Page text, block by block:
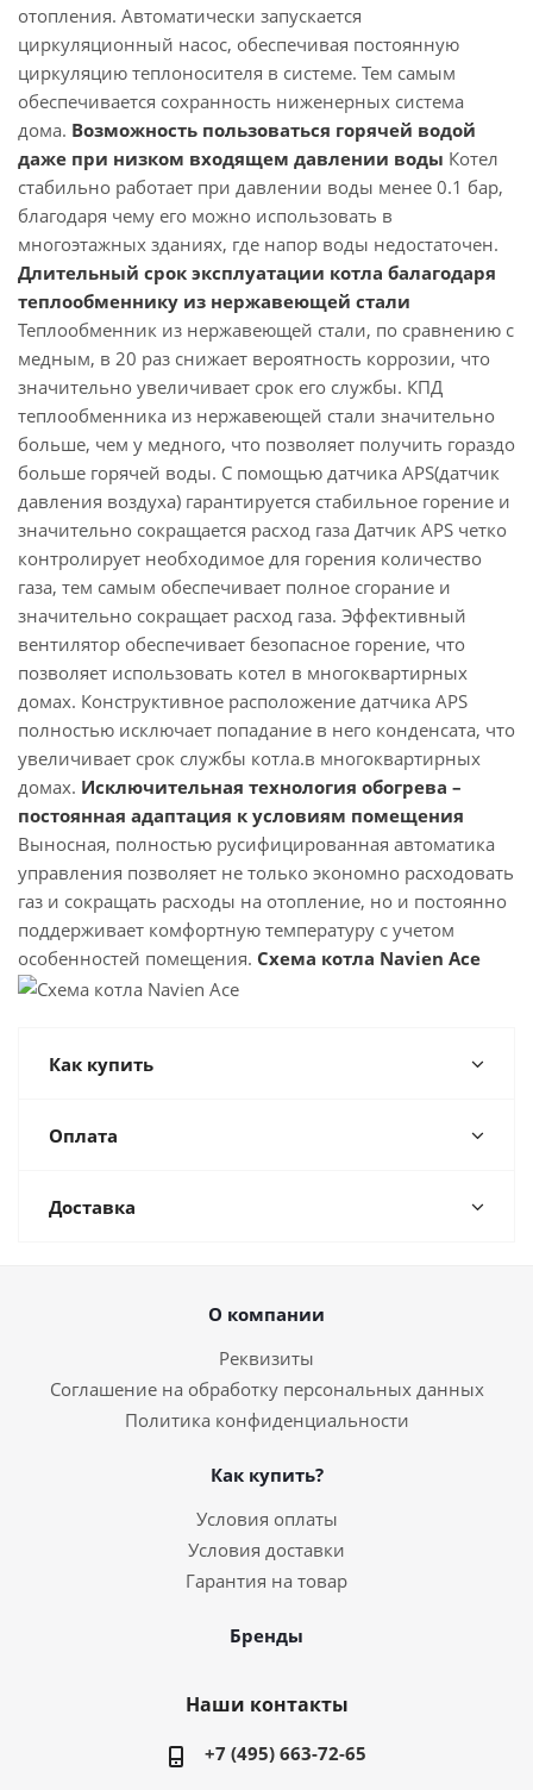
отопления. Автоматически запускается
циркуляционный насос, обеспечивая постоянную
циркуляцию теплоносителя в системе. Тем самым
обеспечивается сохранность ниженерных система
дома. Возможность пользоваться горячей водой
даже при низком входящем давлении воды Котел
стабильно работает при давлении воды менее 0.1 бар,
благодаря чему его можно использовать в
многоэтажных зданиях, где напор воды недостаточен.
Длительный срок эксплуатации котла балагодаря
теплообменнику из нержавеющей стали
Теплообменник из нержавеющей стали, по сравнению с
медным, в 20 раз снижает вероятность коррозии, что
значительно увеличивает срок его службы. КПД
теплообменника из нержавеющей стали значительно
больше, чем у медного, что позволяет получить гораздо
больше горячей воды. С помощью датчика APS(датчик
давления воздуха) гарантируется стабильное горение и
значительно сокращается расход газа Датчик APS четко
контролирует необходимое для горения количество
газа, тем самым обеспечивает полное сгорание и
значительно сокращает расход газа. Эффективный
вентилятор обеспечивает безопасное горение, что
позволяет использовать котел в многоквартирных
домах. Конструктивное расположение датчика APS
полностью исключает попадание в него конденсата, что
увеличивает срок службы котла.в многоквартирных
домах. Исключительная технология обогрева –
постоянная адаптация к условиям помещения
Выносная, полностью русифицированная автоматика
управления позволяет не только экономно расходовать
газ и сокращать расходы на отопление, но и постоянно
поддерживает комфортную температуру с учетом
особенностей помещения. Схема котла Navien Ace
Как купить
Оплата
Доставка
О компании
Реквизиты
Соглашение на обработку персональных данных
Политика конфиденциальности
Как купить?
Условия оплаты
Условия доставки
Гарантия на товар
Бренды
Наши контакты
+7 (495) 663-72-65